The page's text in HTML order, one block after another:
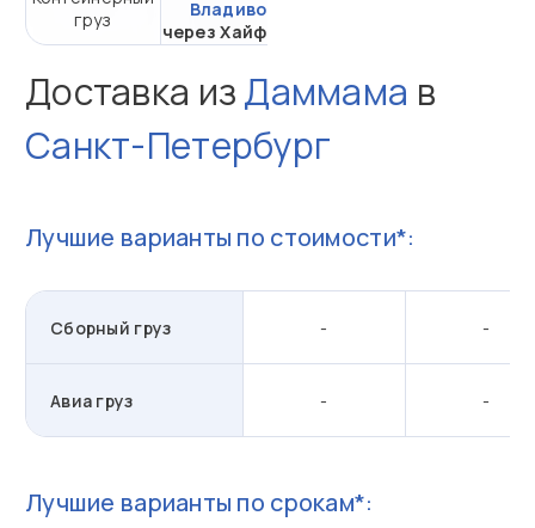
груз
Владивосток
через Хайфон (Тр.)
Доставка изДаммама в
Санкт-Петербург
Лучшие варианты по стоимости*:
Сборный груз - -
Авиа груз - -
Лучшие варианты по срокам*: